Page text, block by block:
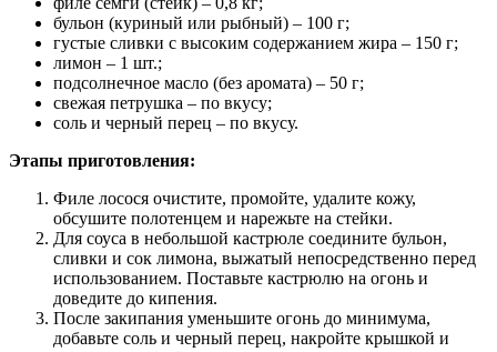
бульон (куриный или рыбный) – 100 г;
густые сливки с высоким содержанием жира – 150 г;
лимон – 1 шт.;
подсолнечное масло (без аромата) – 50 г;
свежая петрушка – по вкусу;
соль и черный перец – по вкусу.
Этапы приготовления:
Филе лосося очистите, промойте, удалите кожу,
обсушите полотенцем и нарежьте на стейки.
Для соуса в небольшой кастрюле соедините бульон,
сливки и сок лимона, выжатый непосредственно перед
использованием. Поставьте кастрюлю на огонь и
доведите до кипения.
После закипания уменьшите огонь до минимума,
добавьте соль и черный перец, накройте крышкой и